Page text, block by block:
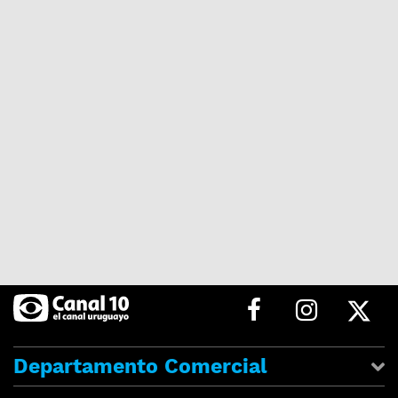
Departamento Comercial